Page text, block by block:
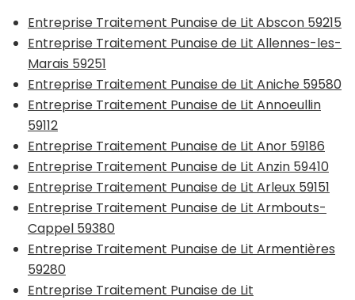
Entreprise Traitement Punaise de Lit Abscon 59215
Entreprise Traitement Punaise de Lit Allennes-les-
Marais 59251
Entreprise Traitement Punaise de Lit Aniche 59580
Entreprise Traitement Punaise de Lit Annoeullin
59112
Entreprise Traitement Punaise de Lit Anor 59186
Entreprise Traitement Punaise de Lit Anzin 59410
Entreprise Traitement Punaise de Lit Arleux 59151
Entreprise Traitement Punaise de Lit Armbouts-
Cappel 59380
Entreprise Traitement Punaise de Lit Armentières
59280
Entreprise Traitement Punaise de Lit